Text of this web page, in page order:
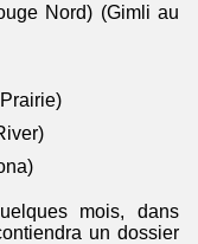
Nord) (Gimli au
mois, dans
un dossier